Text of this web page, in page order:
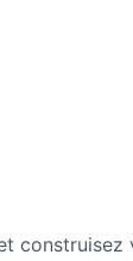
construisez